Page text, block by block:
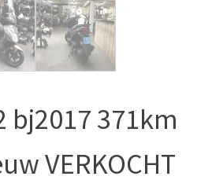
bj2017 371km
VERKOCHT